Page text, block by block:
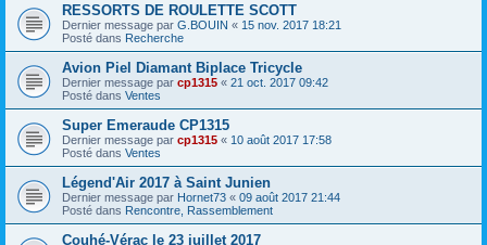
RESSORTS DE ROULETTE SCOTT
Dernier message par G.BOUIN « 15 nov. 2017 18:21
Posté dans Recherche
Avion Piel Diamant Biplace Tricycle
Dernier message par cp1315 « 21 oct. 2017 09:42
Posté dans Ventes
Super Emeraude CP1315
Dernier message par cp1315 « 10 août 2017 17:58
Posté dans Ventes
Légend'Air 2017 à Saint Junien
Dernier message par Hornet73 « 09 août 2017 21:44
Posté dans Rencontre, Rassemblement
Couhé-Vérac le 23 juillet 2017